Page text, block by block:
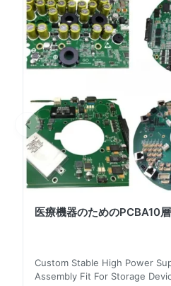
1ナノ秒未満である電波が動作
高速PCBの特徴: -低信号遅延:
線路に沿って移動するのにか
確かつタイムリーな信号伝送
ています. -制御された阻力
ンス値を正確に制御していま
に変化すると...
医療機器のためのPCBA10層
Custom Stable High Power
Assembly Fit For Storage